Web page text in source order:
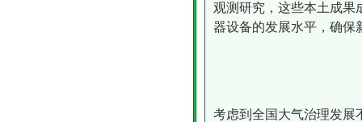
观测研究，这些本土成果
器设备的发展水平，确保
考虑到全国大气治理发展